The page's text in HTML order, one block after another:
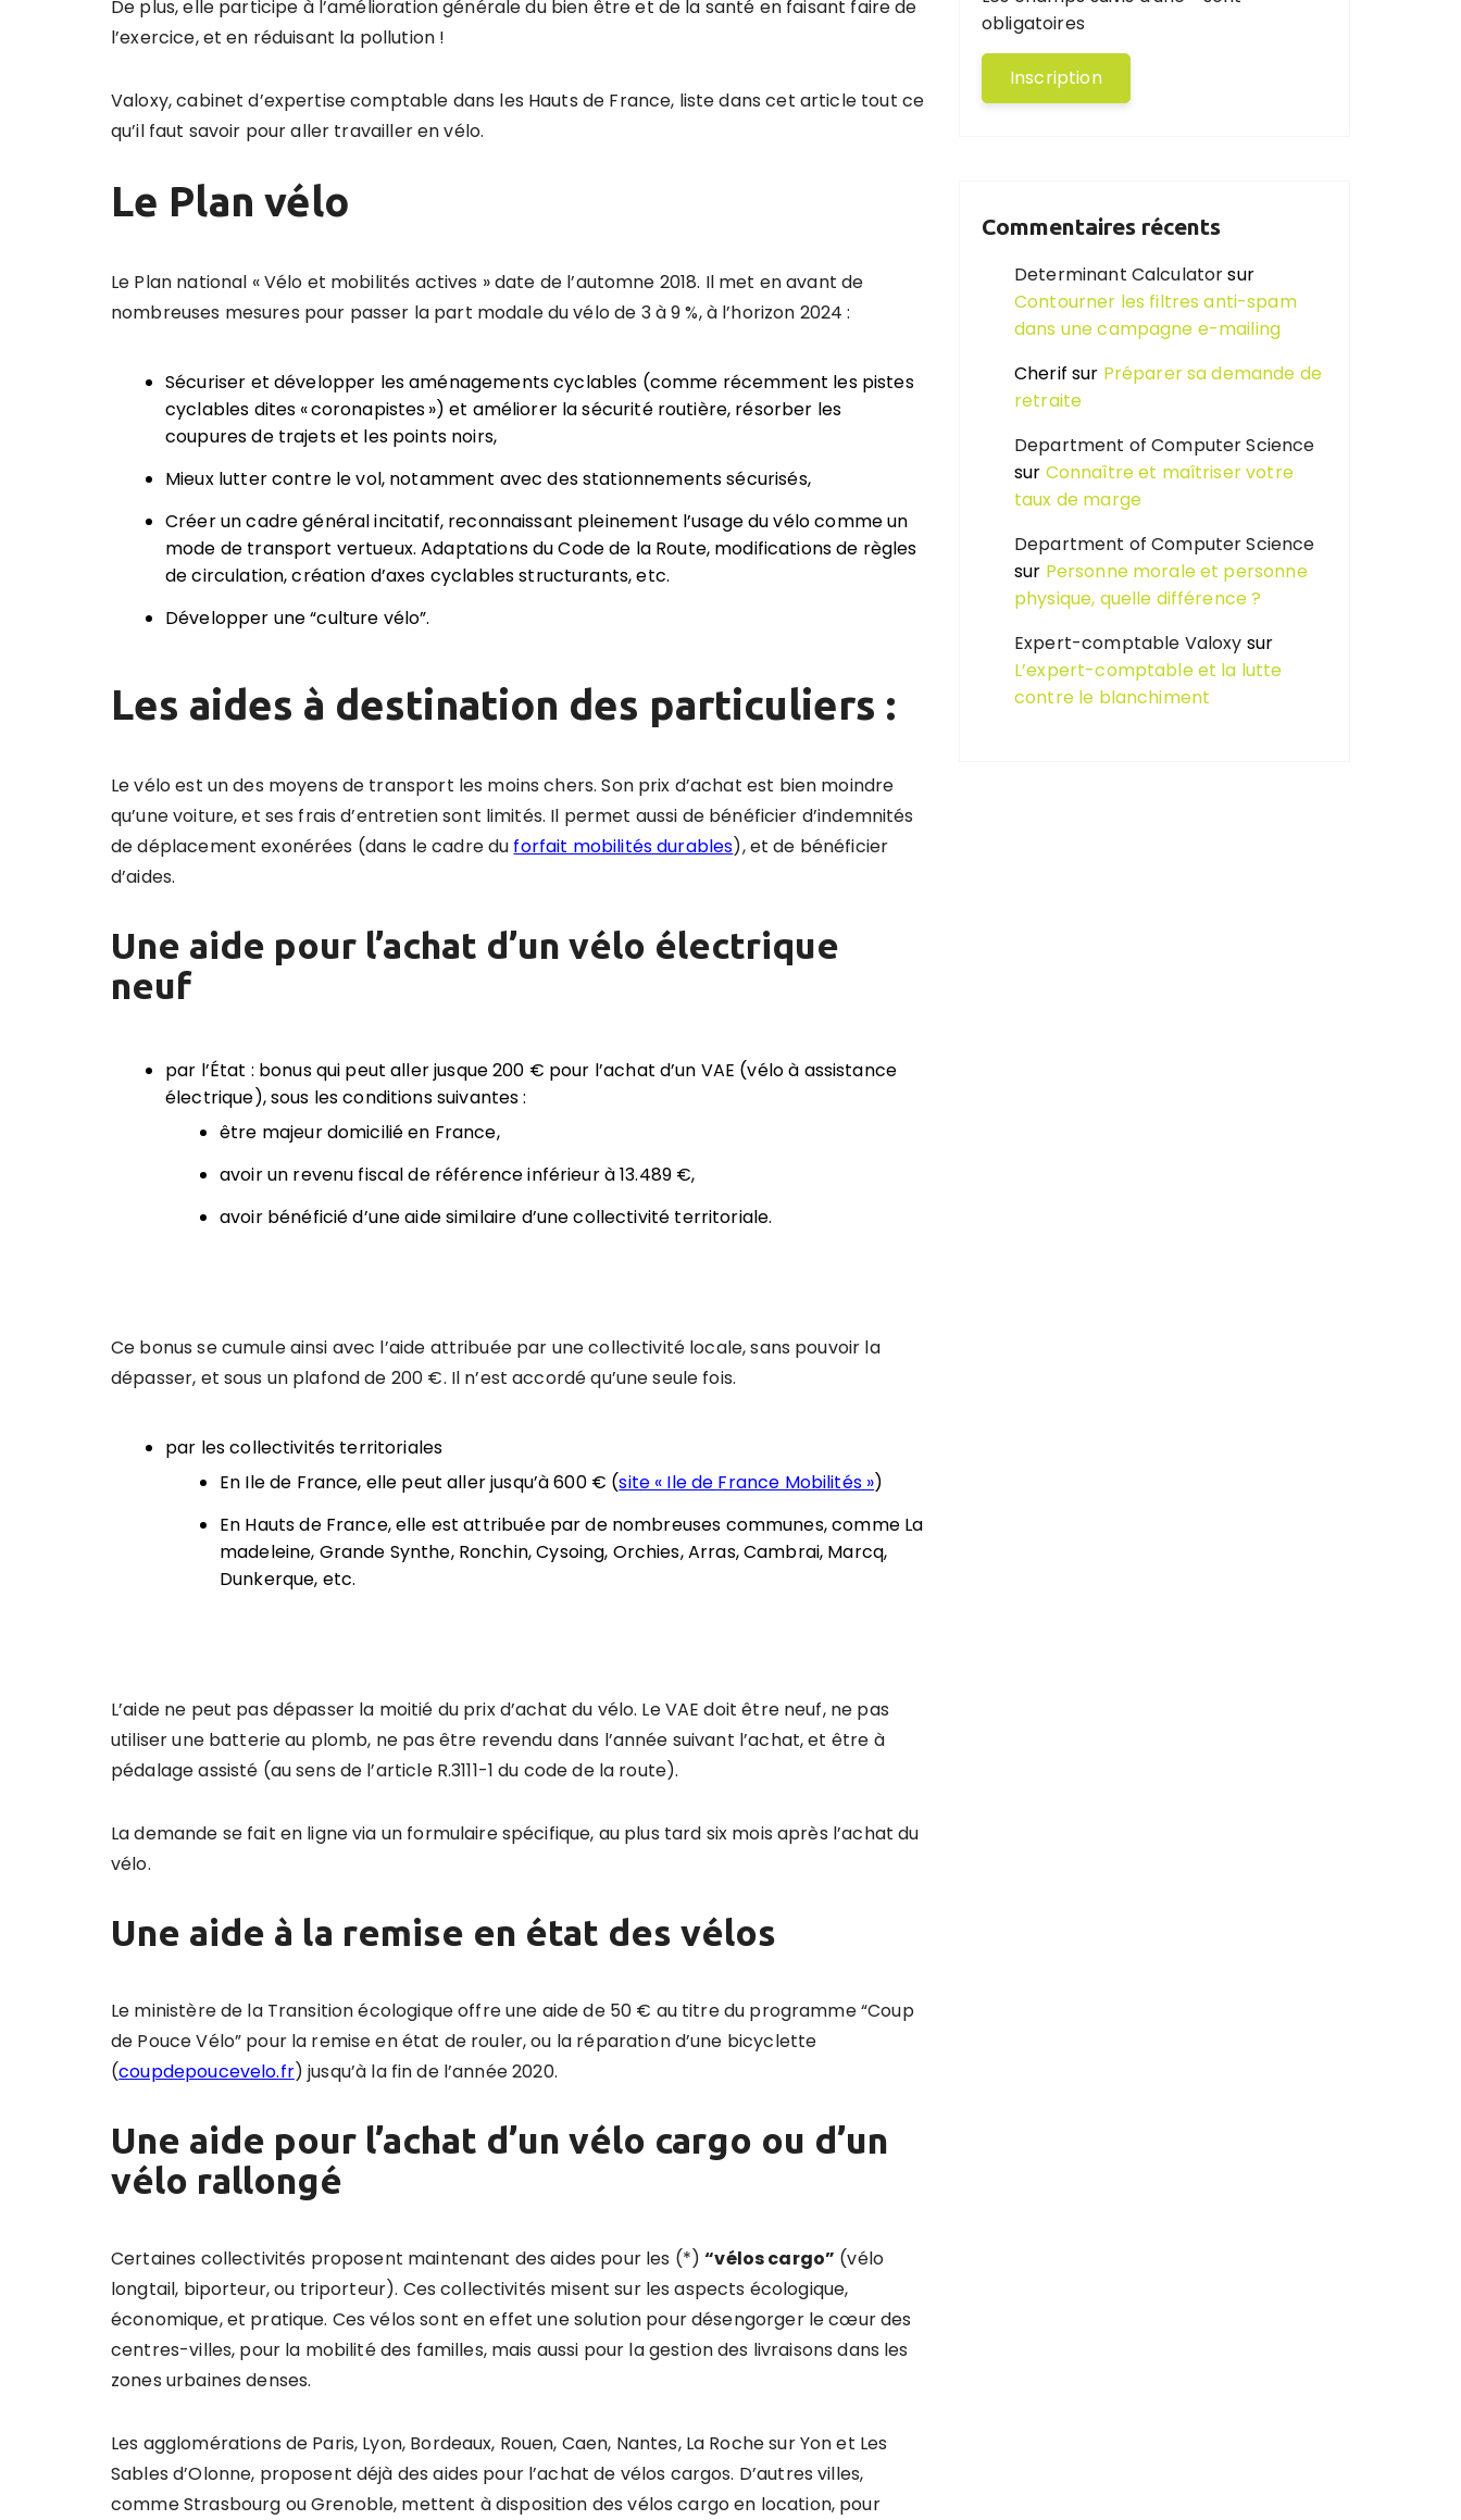
De plus, elle participe à l’amélioration générale du bien être et de la santé en faisant faire de
l’exercice, et en réduisant la pollution !
Valoxy, cabinet d’expertise comptable dans les Hauts de France, liste dans cet article tout ce
qu’il faut savoir pour aller travailler en vélo.
Le Plan vélo
Le Plan national « Vélo et mobilités actives » date de l’automne 2018. Il met en avant de
nombreuses mesures pour passer la part modale du vélo de 3 à 9 %, à l’horizon 2024 :
Sécuriser et développer les aménagements cyclables (comme récemment les pistes
cyclables dites « coronapistes ») et améliorer la sécurité routière, résorber les
coupures de trajets et les points noirs,
Mieux lutter contre le vol, notamment avec des stationnements sécurisés,
Créer un cadre général incitatif, reconnaissant pleinement l’usage du vélo comme un
mode de transport vertueux. Adaptations du Code de la Route, modifications de règles
de circulation, création d’axes cyclables structurants, etc.
Développer une “culture vélo”.
Les aides à destination des particuliers :
Le vélo est un des moyens de transport les moins chers. Son prix d’achat est bien moindre
qu’une voiture, et ses frais d’entretien sont limités. Il permet aussi de bénéficier d’indemnités
de déplacement exonérées (dans le cadre du forfait mobilités durables), et de bénéficier
d’aides.
Une aide pour l’achat d’un vélo électrique
neuf
par l’État : bonus qui peut aller jusque 200 € pour l’achat d’un VAE (vélo à assistance
électrique), sous les conditions suivantes :
être majeur domicilié en France,
avoir un revenu fiscal de référence inférieur à 13.489 €,
avoir bénéficié d’une aide similaire d’une collectivité territoriale.
Ce bonus se cumule ainsi avec l’aide attribuée par une collectivité locale, sans pouvoir la
dépasser, et sous un plafond de 200 €. Il n’est accordé qu’une seule fois.
par les collectivités territoriales
En Ile de France, elle peut aller jusqu’à 600 € (site « Ile de France Mobilités »)
En Hauts de France, elle est attribuée par de nombreuses communes, comme La
madeleine, Grande Synthe, Ronchin, Cysoing, Orchies, Arras, Cambrai, Marcq,
Dunkerque, etc.
L’aide ne peut pas dépasser la moitié du prix d’achat du vélo. Le VAE doit être neuf, ne pas
utiliser une batterie au plomb, ne pas être revendu dans l’année suivant l’achat, et être à
pédalage assisté (au sens de l’article R.3111-1 du code de la route).
La demande se fait en ligne via un formulaire spécifique, au plus tard six mois après l’achat du
vélo.
Une aide à la remise en état des vélos
Le ministère de la Transition écologique offre une aide de 50 € au titre du programme “Coup
de Pouce Vélo” pour la remise en état de rouler, ou la réparation d’une bicyclette
(coupdepoucevelo.fr) jusqu’à la fin de l’année 2020.
Une aide pour l’achat d’un vélo cargo ou d’un
vélo rallongé
Certaines collectivités proposent maintenant des aides pour les (*)“vélos cargo” (vélo
longtail, biporteur, ou triporteur). Ces collectivités misent sur les aspects écologique,
économique, et pratique. Ces vélos sont en effet une solution pour désengorger le cœur des
centres-villes, pour la mobilité des familles, mais aussi pour la gestion des livraisons dans les
zones urbaines denses.
Les agglomérations de Paris, Lyon, Bordeaux, Rouen, Caen, Nantes, La Roche sur Yon et Les
Sables d’Olonne, proposent déjà des aides pour l’achat de vélos cargos. D’autres villes,
comme Strasbourg ou Grenoble, mettent à disposition des vélos cargo en location, pour
obligatoires
Commentaires récents
Determinant Calculatorsur
Contourner les filtres anti-spam
dans une campagne e-mailing
Cherif sur Préparer sa demande de
retraite
Department of Computer Science
sur Connaître et maîtriser votre
taux de marge
Department of Computer Science
sur Personne morale et personne
physique, quelle différence ?
Expert-comptable Valoxy sur
L’expert-comptable et la lutte
contre le blanchiment